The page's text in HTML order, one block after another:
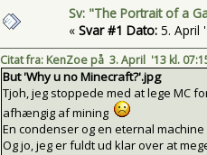
Sv: "The Portrait of a
« Svar #1 Dato:5. April
Citat fra: KenZoe på 3. April '13 kl.
But 'Why u no Minecraft?'.jpg
Tjoh, jeg stoppede med at lege MC
afhængig af mining
En condenser og en eternal
Og jo, jeg er fuldt ud klar over at